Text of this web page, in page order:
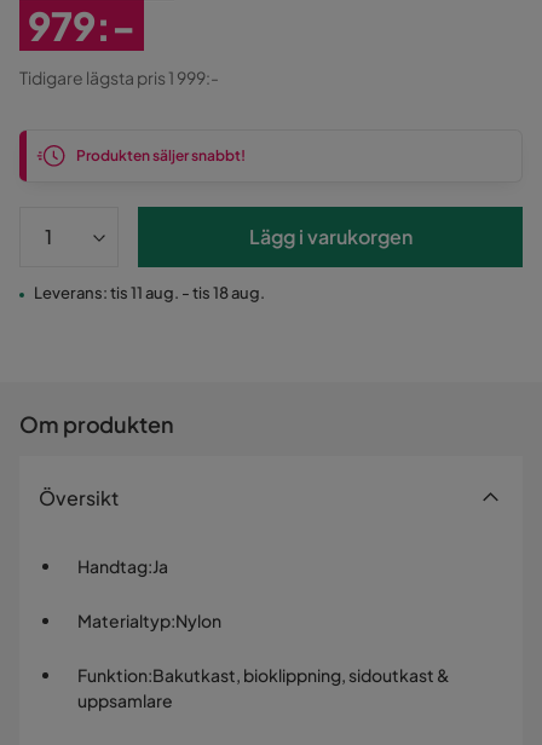
Rabatterat
Pris
979:-
Tidigare lägsta pris 1 999:-
Produkten säljer snabbt!
Lägg i varukorgen
Leverans: tis 11 aug. - tis 18 aug.
Om produkten
Översikt
Handtag:Ja
Materialtyp:Nylon
Funktion:Bakutkast, bioklippning, sidoutkast &
uppsamlare